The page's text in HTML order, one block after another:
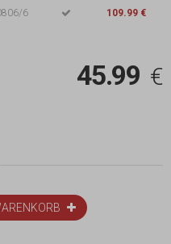
6 109.99 €
45.99 €